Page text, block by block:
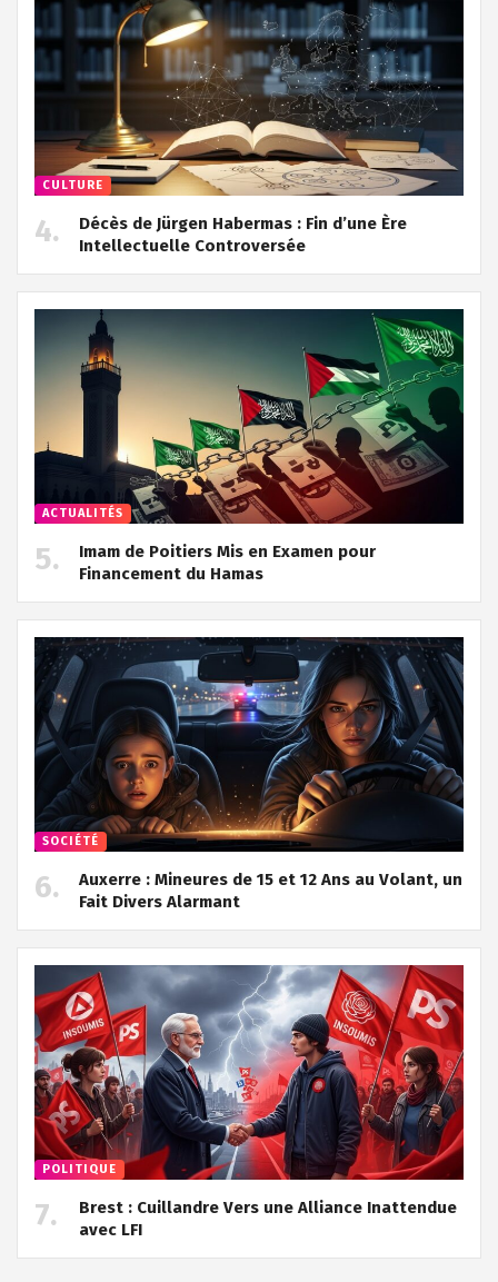
CULTURE
Décès de Jürgen Habermas : Fin d’une Ère
Intellectuelle Controversée
ACTUALITÉS
Imam de Poitiers Mis en Examen pour
Financement du Hamas
SOCIÉTÉ
Auxerre : Mineures de 15 et 12 Ans au Volant, un
Fait Divers Alarmant
POLITIQUE
Brest : Cuillandre Vers une Alliance Inattendue
avec LFI